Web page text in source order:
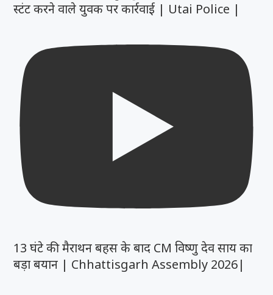
स्टंट करने वाले युवक पर कार्रवाई | Utai Police |
13 घंटे की मैराथन बहस के बाद CM विष्णु देव साय का
बड़ा बयान | Chhattisgarh Assembly 2026|